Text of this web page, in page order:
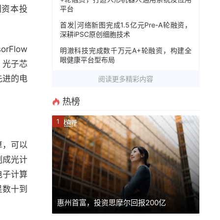
本投
子芯
进的电
可以
成光计
计算
十到
平台
首发|河络新图完成1.5亿元Pre-A轮融资，
深耕iPSC原创细胞技术
明澈科技完成数千万元A+轮融资，构建全
眼健康平台型布局
阅读更多精彩内容
热榜
1
惠州首富，投资思摩尔回报200亿